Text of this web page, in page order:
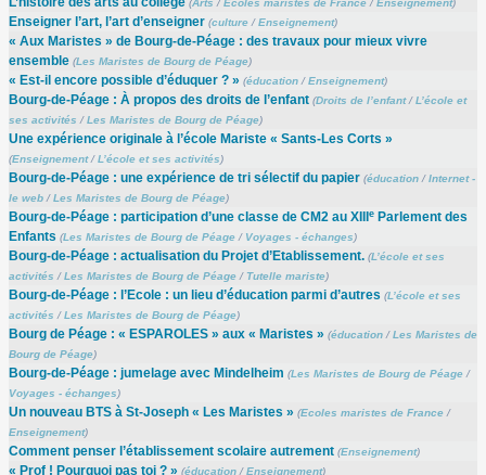
(Arts /Ecoles maristes de France/Enseignement)
Enseigner l’art, l’art d’enseigner (culture/Enseignement)
« Aux Maristes » de Bourg-de-Péage : des travaux pour mieux vivre
ensemble (Les Maristes de Bourg de Péage)
« Est-il encore possible d’éduquer ? » (éducation/Enseignement)
Bourg-de-Péage : À propos des droits de l’enfant (Droits de l’enfant/L’école et
ses activités /Les Maristes de Bourg de Péage)
Une expérience originale à l’école Mariste « Sants-Les Corts »
(Enseignement/L’école et ses activités)
Bourg-de-Péage : une expérience de tri sélectif du papier (éducation/Internet -
le web/Les Maristes de Bourg de Péage)
Bourg-de-Péage : participation d’une classe de CM2 au XIII eParlement des
Enfants (Les Maristes de Bourg de Péage/ Voyages - échanges)
Bourg-de-Péage : actualisation du Projet d’Etablissement. (L’école et ses
activités /Les Maristes de Bourg de Péage/ Tutelle mariste)
Bourg-de-Péage : l’Ecole : un lieu d’éducation parmi d’autres (L’école et ses
activités /Les Maristes de Bourg de Péage)
Bourg de Péage : « ESPAROLES » aux « Maristes » (éducation/Les Maristes de
Bourg de Péage)
Bourg-de-Péage : jumelage avec Mindelheim (Les Maristes de Bourg de Péage/
Voyages - échanges)
Un nouveau BTS à St-Joseph « Les Maristes » (Ecoles maristes de France/
Enseignement)
Comment penser l’établissement scolaire autrement (Enseignement)
« Prof ! Pourquoi pas toi ? » (éducation/Enseignement)